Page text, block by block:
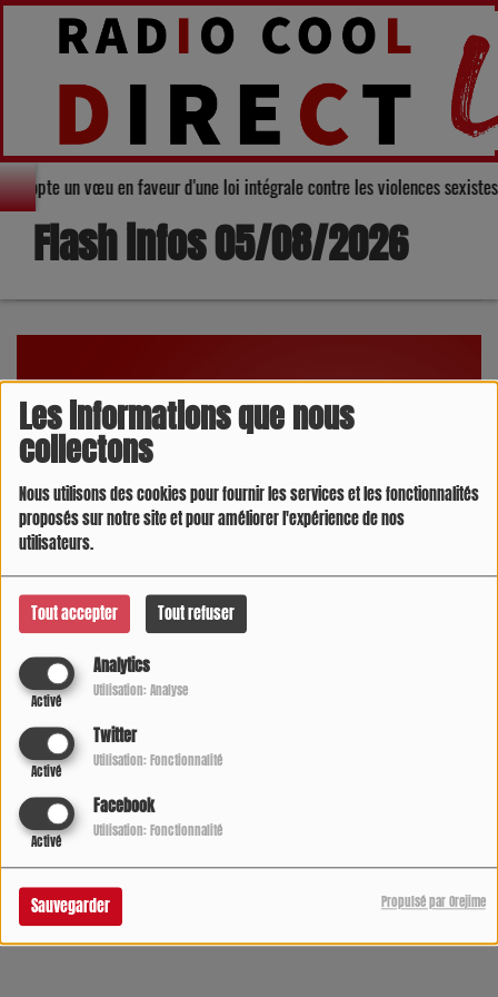
Les informations que nous
collectons
Nous utilisons des cookies pour fournir les services et les fonctionnalités
proposés sur notre site et pour améliorer l'expérience de nos
utilisateurs.
Tout accepter Tout refuser
Analytics
Activé
Utilisation: Analyse
Twitter
Activé
Utilisation: Fonctionnalité
Facebook
Activé
Utilisation: Fonctionnalité
Sauvegarder Propulsé par Orejime
adopte un vœu en faveur d'une loi intégrale contre les violences
Flash infos 05/08/2026
05 AOÛT 2026 - 666332 VUES
Écouter le podcast Télécharger le podcast
L'infos sur radio COOL DIRECT de 7h à 21h